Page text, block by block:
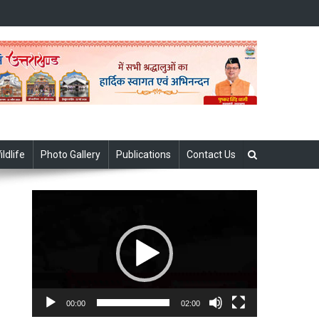
Photo Gallery Publications Contact Us
00:00 02:00